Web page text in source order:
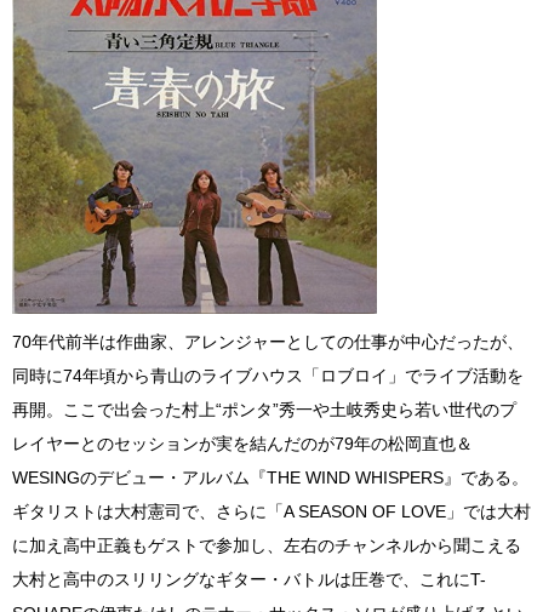
70年代前半は作曲家、アレンジャーとしての仕事が中心だったが、
同時に74年頃から青山のライブハウス「ロブロイ」でライブ活動を
再開。ここで出会った村上“ポンタ”秀一や土岐秀史ら若い世代のプ
レイヤーとのセッションが実を結んだのが79年の松岡直也＆
WESINGのデビュー・アルバム『THE WIND WHISPERS』である。
ギタリストは大村憲司で、さらに「A SEASON OF LOVE」では大村
に加え高中正義もゲストで参加し、左右のチャンネルから聞こえる
大村と高中のスリリングなギター・バトルは圧巻で、これにT-